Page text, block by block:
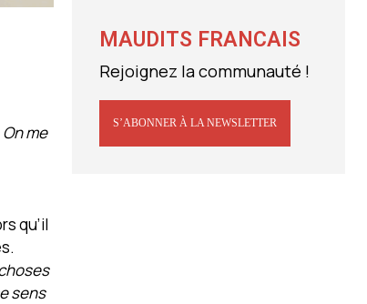
On me
qu’il
sens
MAUDITS FRANCAIS
Rejoignez la communauté !
S’ABONNER À LA NEWSLETTER